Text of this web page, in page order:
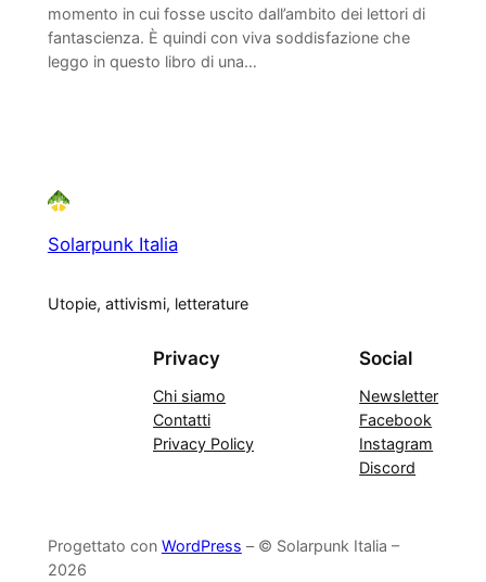
momento in cui fosse uscito dall’ambito dei lettori di
fantascienza. È quindi con viva soddisfazione che
leggo in questo libro di una…
Solarpunk Italia
Utopie, attivismi, letterature
Privacy
Chi siamo
Contatti
Privacy Policy
Social
Newsletter
Facebook
Instagram
Discord
Progettato con WordPress – © Solarpunk Italia –
2026